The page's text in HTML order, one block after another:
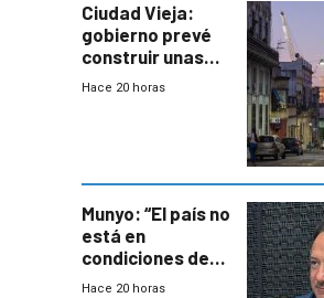
Ciudad Vieja:
gobierno prevé
construir unas
mil viviendas en
Hace 20 horas
Munyo: “El país no
está en
condiciones de
enfrentar una
Hace 20 horas